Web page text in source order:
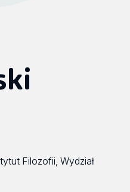
Filozofii, Wydział